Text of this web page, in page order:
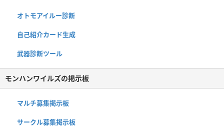
オトモアイルー診断
自己紹介カード生成
武器診断ツール
モンハンワイルズの掲示板
マルチ募集掲示板
サークル募集掲示板